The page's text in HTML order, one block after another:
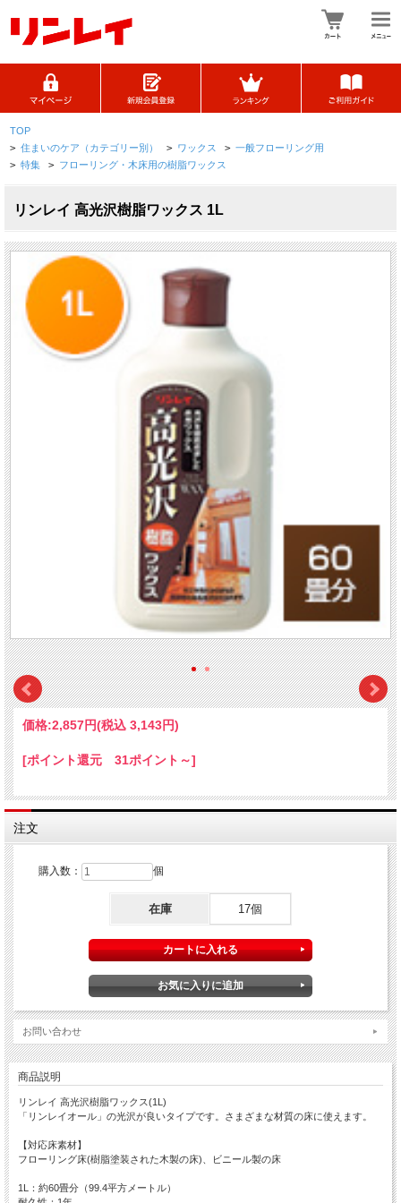
TOP
> 住まいのケア（カテゴリー別） > ワックス > 一般フローリング用
> 特集 > フローリング・木床用の樹脂ワックス
リンレイ 高光沢樹脂ワックス 1L
価格:2,857円(税込 3,143円)
[ポイント還元 31ポイント～]
注文
購入数： 個
在庫 17個
お問い合わせ
商品説明
リンレイ 高光沢樹脂ワックス(1L)
「リンレイオール」の光沢が良いタイプです。さまざまな材質の床に使えます。
【対応床素材】
フローリング床(樹脂塗装された木製の床)、ビニール製の床
1L：約60畳分（99.4平方メートル）